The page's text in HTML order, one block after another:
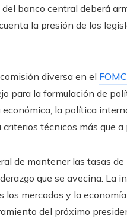
banco central deberá
la presión de los
diversa en el FOMC
para la formulación de
la política
técnicos más que
de mantener las tasas
que se avecina. La
mercados y la
del próximo